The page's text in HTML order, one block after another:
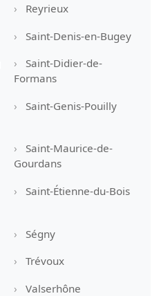
Reyrieux
Saint-Denis-en-Bugey
Saint-Didier-de-
Formans
Saint-Genis-Pouilly
Saint-Maurice-de-
Gourdans
Saint-Étienne-du-Bois
Ségny
Trévoux
Valserhône